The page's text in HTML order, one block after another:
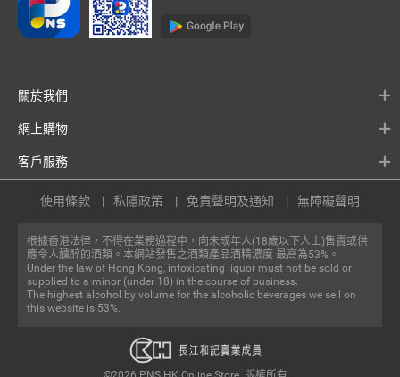
關於我們
網上購物
客戶服務
根據香港法律，不得在業務過程中，向未成年人(18歲以下人士)售賣或供
應令人醺醉的酒類。本網站發售之酒類產品酒精濃度 最高為53%。
Under the law of Hong Kong, intoxicating liquor must not be sold or
supplied to a minor (under 18) in the course of business.
The highest alcohol by volume for the alcoholic beverages we sell on
this website is 53%.
使用條款 私隱政策 免責聲明及通知 無障礙聲明